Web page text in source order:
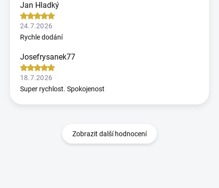
Jan Hladký
24.7.2026
Rychle dodání
Josefrysanek77
18.7.2026
Super rychlost. Spokojenost
Zobrazit další hodnocení